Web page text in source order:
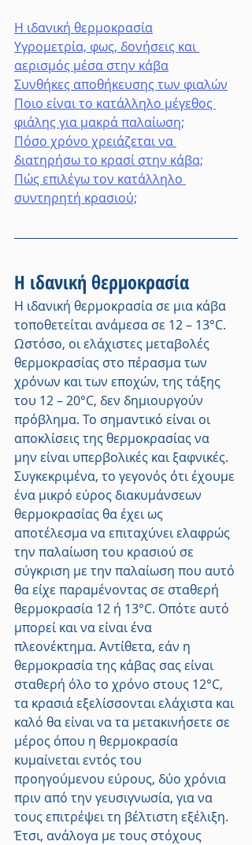
Η ιδανική θερμοκρασία
Υγρομετρία, φως, δονήσεις και
αερισμός μέσα στην κάβα
Συνθήκες αποθήκευσης των φιαλών
Ποιο είναι το κατάλληλο μέγεθος
φιάλης για μακρά παλαίωση;
Πόσο χρόνο χρειάζεται να
διατηρήσω το κρασί στην κάβα;
Πώς επιλέγω τον κατάλληλο
συντηρητή κρασιού;
Η ιδανική θερμοκρασία
Η ιδανική θερμοκρασία σε μια κάβα
τοποθετείται ανάμεσα σε 12 – 13°C.
Ωστόσο, οι ελάχιστες μεταβολές
θερμοκρασίας στο πέρασμα των
χρόνων και των εποχών, της τάξης
του 12 – 20°C, δεν δημιουργούν
πρόβλημα. Το σημαντικό είναι οι
αποκλίσεις της θερμοκρασίας να
μην είναι υπερβολικές και ξαφνικές.
Συγκεκριμένα, το γεγονός ότι έχουμε
ένα μικρό εύρος διακυμάνσεων
θερμοκρασίας θα έχει ως
αποτέλεσμα να επιταχύνει ελαφρώς
την παλαίωση του κρασιού σε
σύγκριση με την παλαίωση που αυτό
θα είχε παραμένοντας σε σταθερή
θερμοκρασία 12 ή 13°C. Οπότε αυτό
μπορεί και να είναι ένα
πλεονέκτημα. Αντίθετα, εάν η
θερμοκρασία της κάβας σας είναι
σταθερή όλο το χρόνο στους 12°C,
τα κρασιά εξελίσσονται ελάχιστα και
καλό θα είναι να τα μετακινήσετε σε
μέρος όπου η θερμοκρασία
κυμαίνεται εντός του
προηγούμενου εύρους, δύο χρόνια
πριν από την γευσιγνωσία, για να
τους επιτρέψει τη βέλτιστη εξέλιξη.
Έτσι, ανάλογα με τους στόχους